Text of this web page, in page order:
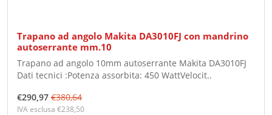
Trapano ad angolo Makita DA3010FJ con mandrino
autoserrante mm.10
Trapano ad angolo 10mm autoserrante Makita DA3010FJ
Dati tecnici :Potenza assorbita: 450 WattVelocit..
€290,97 €380,64
IVA esclusa €238,50